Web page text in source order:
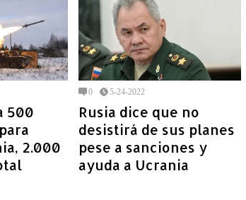
500
2.000
0 5-24-2022
Rusia dice que no
desistirá de sus planes
pese a sanciones y
ayuda a Ucrania